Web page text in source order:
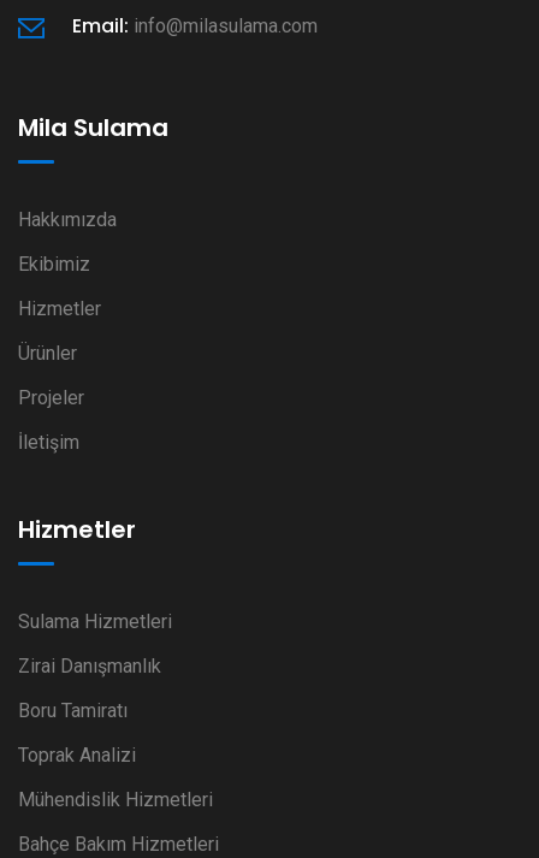
Email: info@milasulama.com
Mila Sulama
Hakkımızda
Ekibimiz
Hizmetler
Ürünler
Projeler
İletişim
Hizmetler
Sulama Hizmetleri
Zirai Danışmanlık
Boru Tamiratı
Toprak Analizi
Mühendislik Hizmetleri
Bahçe Bakım Hizmetleri